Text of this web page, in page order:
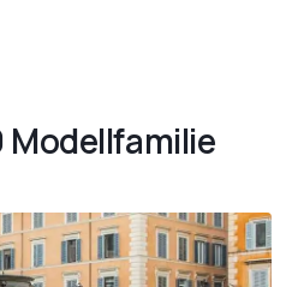
Modellfamilie